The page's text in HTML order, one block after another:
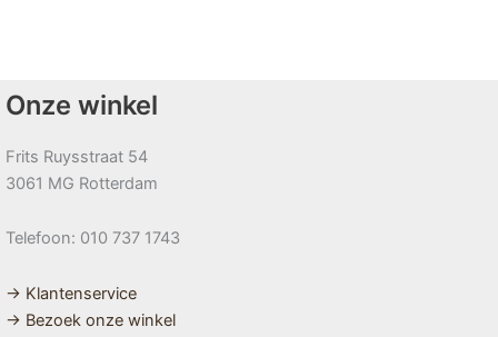
Onze winkel
Frits Ruysstraat 54
3061 MG Rotterdam
Telefoon: 010 737 1743
→ Klantenservice
→ Bezoek onze winkel